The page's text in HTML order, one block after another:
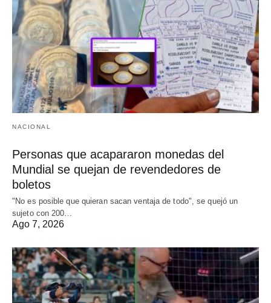
NACIONAL
Personas que acapararon monedas del
Mundial se quejan de revendedores de
boletos
"No es posible que quieran sacan ventaja de todo", se quejó un
sujeto con 200…
Ago 7, 2026